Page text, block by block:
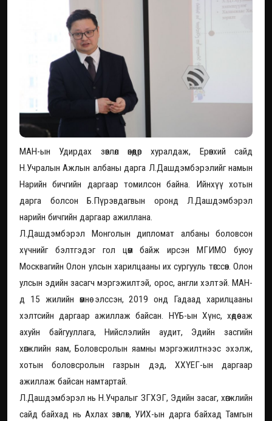
МАН-ын Удирдах зөвлөл өнөөдөр хуралдаж, Ерөнхий сайд
Н.Учралын Ажлын албаны дарга Л.Дашдэмбэрэлийг намын
Нарийн бичгийн даргаар томилсон байна. Ийнхүү хотын
дарга болсон Б.Пүрэвдагвын оронд Л.Дашдэмбэрэл
нарийн бичгийн даргаар ажиллана.
Л.Дашдэмбэрэл Монголын дипломат албаны боловсон
хүчнийг бэлтгэдэг гол цөм байж ирсэн МГИМО буюу
Москвагийн Олон улсын харилцааны их сургууль төгссөн. Олон
улсын эдийн засагч мэргэжилтэй, орос, англи хэлтэй. МАН-
д 15 жилийн өмнө элссэн, 2019 онд Гадаад харилцааны
хэлтсийн даргаар ажиллаж байсан. НҮБ-ын Хүнс, хөдөө аж
ахуйн байгууллага, Нийслэлийн аудит, Эдийн засгийн
хөгжлийн яам, Боловсролын яамны мэргэжилтнээс эхэлж,
хотын боловсролын газрын дэд, ХХҮЕГ-ын даргаар
ажиллаж байсан намтартай.
Л.Дашдэмбэрэл нь Н.Учралыг ЗГХЭГ, Эдийн засаг, хөгжлийн
сайд байхад нь Ахлах зөвлөх, УИХ-ын дарга байхад Тамгын